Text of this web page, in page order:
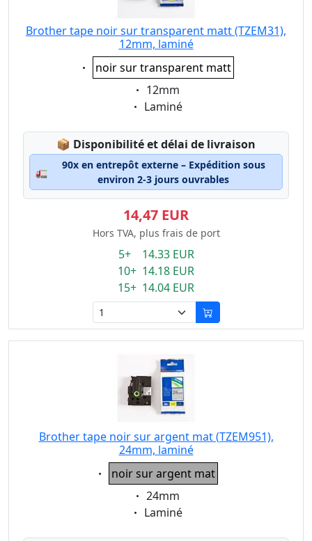
Brother tape noir sur transparent matt (TZEM31),
12mm, laminé
Eigenschaft:
noir sur transparent matt
Eigenschaft:
12mm
Eigenschaft:
Laminé
📦 Lagerstatus:
Disponibilité et délai de livraison
🚛
90x en entrepôt externe – Expédition sous
environ 2-3 jours ouvrables
14,47 EUR
Hors TVA, plus frais de port
5+ 14.33 EUR
10+ 14.18 EUR
15+ 14.04 EUR
Brother tape noir sur argent mat (TZEM951),
24mm, laminé
Eigenschaft:
noir sur argent mat
Eigenschaft:
24mm
Eigenschaft:
Laminé